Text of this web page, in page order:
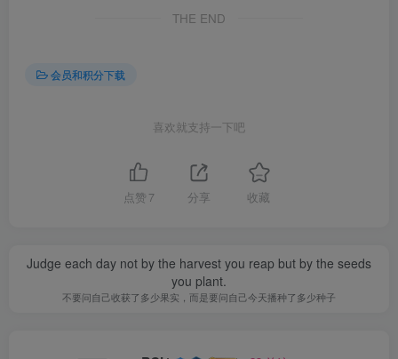
THE END
会员和积分下载
喜欢就支持一下吧
点赞 7 分享 收藏
Judge each day not by the harvest you reap but by the seeds
you plant.
不要问自己收获了多少果实，而是要问自己今天播种了多少种子